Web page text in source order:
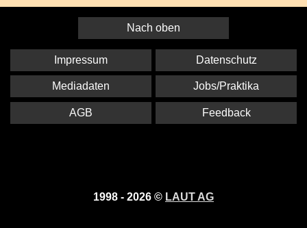
Nach oben
1998 - 2026 © LAUT AG
Impressum Datenschutz
Mediadaten Jobs/Praktika
AGB Feedback